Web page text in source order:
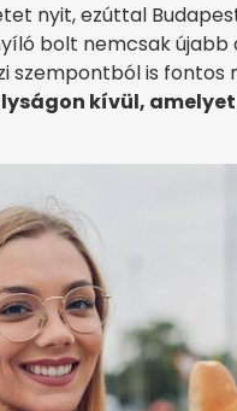
nyit, ezúttal
bolt nemcsak újabb
szempontból is fontos
kívül,